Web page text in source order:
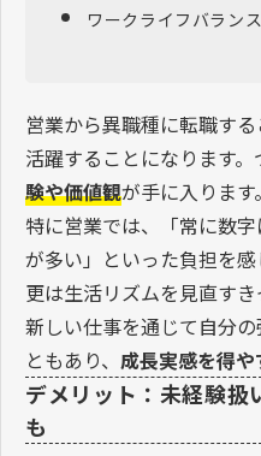
ワークライフバラン
営業から異職種に転職す
活躍することになります。
験や価値観が手に入ります。
特に営業では、「常に数
が多い」といった負担を
更は生活リズムを見直すき
新しい仕事を通じて自分
ともあり、 成長実感を得や
デメリット：未経験扱
も